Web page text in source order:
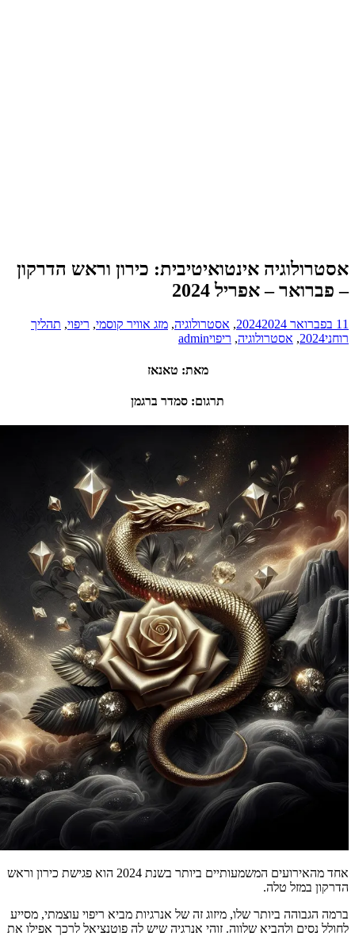
אינטואיטיבית: כירון וראש הדרקון
2024
,אסטרולוגיה,מזג אוויר קוסמי ,ריפוי,תהליך
,ריפויadmin
סמדר ברגמן
המשמעותיים ביותר בשנת2024
הוא פגישת כירון וראש
.
שלו,מיזוג זה של אנרגיות מביא ריפוי עוצמתי,מסייע
שלווה.זוהי אנרגיה שיש לה פוטנציאל לרכך אפילו את